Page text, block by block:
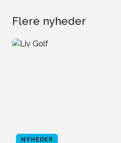
Flere nyheder
NYHEDER